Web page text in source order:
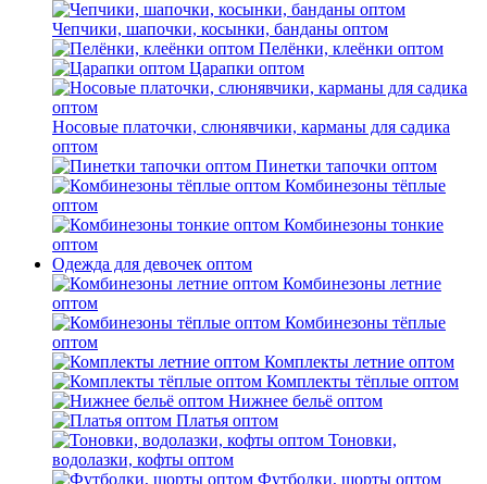
Чепчики, шапочки, косынки, банданы оптом
Пелёнки, клеёнки оптом
Царапки оптом
Носовые платочки, слюнявчики, карманы для садика
оптом
Пинетки тапочки оптом
Комбинезоны тёплые
оптом
Комбинезоны тонкие
оптом
Одежда для девочек оптом
Комбинезоны летние
оптом
Комбинезоны тёплые
оптом
Комплекты летние оптом
Комплекты тёплые оптом
Нижнее бельё оптом
Платья оптом
Тоновки,
водолазки, кофты оптом
Футболки, шорты оптом